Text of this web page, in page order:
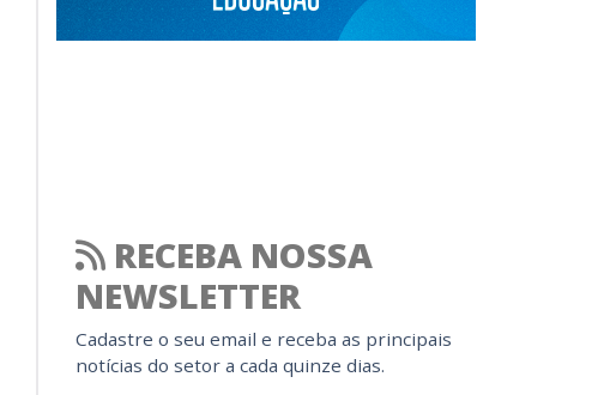
RECEBA NOSSA
NEWSLETTER
Cadastre o seu email e receba as principais
notícias do setor a cada quinze dias.